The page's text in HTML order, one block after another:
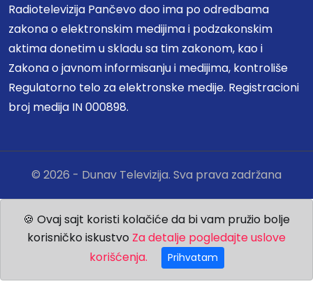
Radiotelevizija Pančevo doo ima po odredbama
zakona o elektronskim medijima i podzakonskim
aktima donetim u skladu sa tim zakonom, kao i
Zakona o javnom informisanju i medijima, kontroliše
Regulatorno telo za elektronske medije. Registracioni
broj medija IN 000898.
© 2026 - Dunav Televizija. Sva prava zadržana
🍪 Ovaj sajt koristi kolačiće da bi vam pružio bolje
korisničko iskustvo Za detalje pogledajte uslove
korišćenja.
Prihvatam